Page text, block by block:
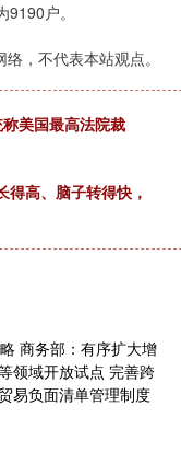
户。
，不代表本站观点。
美国最高法院裁
高、脑子转得快，